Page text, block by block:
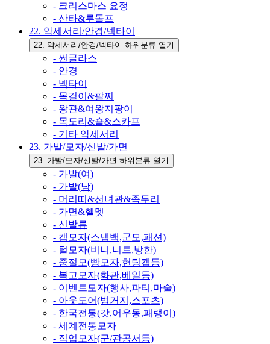
- 크리스마스 요정
- 산타&루돌프
22. 악세서리/안경/넥타이
22. 악세서리/안경/넥타이 하위분류 열기
- 썬글라스
- 안경
- 넥타이
- 목걸이&팔찌
- 왕관&여왕지팡이
- 목도리&숄&스카프
- 기타 악세서리
23. 가발/모자/신발/가면
23. 가발/모자/신발/가면 하위분류 열기
- 가발(여)
- 가발(남)
- 머리띠&선녀관&족두리
- 가면&헬멧
- 신발류
- 캡모자(스냅백,군모,패션)
- 털모자(비니,니트,방한)
- 중절모(빵모자,헌팅캡등)
- 복고모자(화관,베일등)
- 이벤트모자(행사,파티,마술)
- 아웃도어(벙거지,스포츠)
- 한국전통(갓,어우동,패랭이)
- 세계전통모자
- 직업모자(군/관공서등)